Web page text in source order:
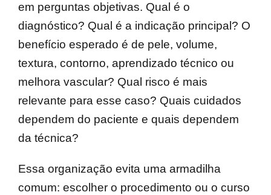
em perguntas objetivas. Qual é o
diagnóstico? Qual é a indicação principal? O
benefício esperado é de pele, volume,
textura, contorno, aprendizado técnico ou
melhora vascular? Qual risco é mais
relevante para esse caso? Quais cuidados
dependem do paciente e quais dependem
da técnica?
Essa organização evita uma armadilha
comum: escolher o procedimento ou o curso